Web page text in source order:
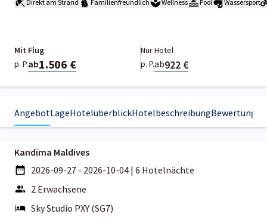
Direkt am Strand Familienfreundlich Wellness Pool Wassersport
Mit Flug
p. P.ab1.506 €
Nur Hotel
p. P.ab922 €
AngebotLageHotelüberblickHotelbeschreibungBewertungen
Kandima Maldives
2026-09-27 - 2026-10-04 | 6 Hotelnächte
2 Erwachsene
Sky Studio PXY (SG7)